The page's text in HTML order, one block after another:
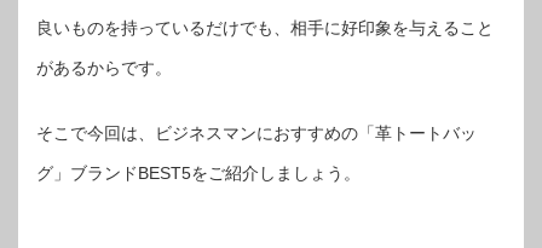
良いものを持っているだけでも、相手に好印象を与えること
があるからです。
そこで今回は、ビジネスマンにおすすめの「革トートバッ
グ」ブランドBEST5をご紹介しましょう。